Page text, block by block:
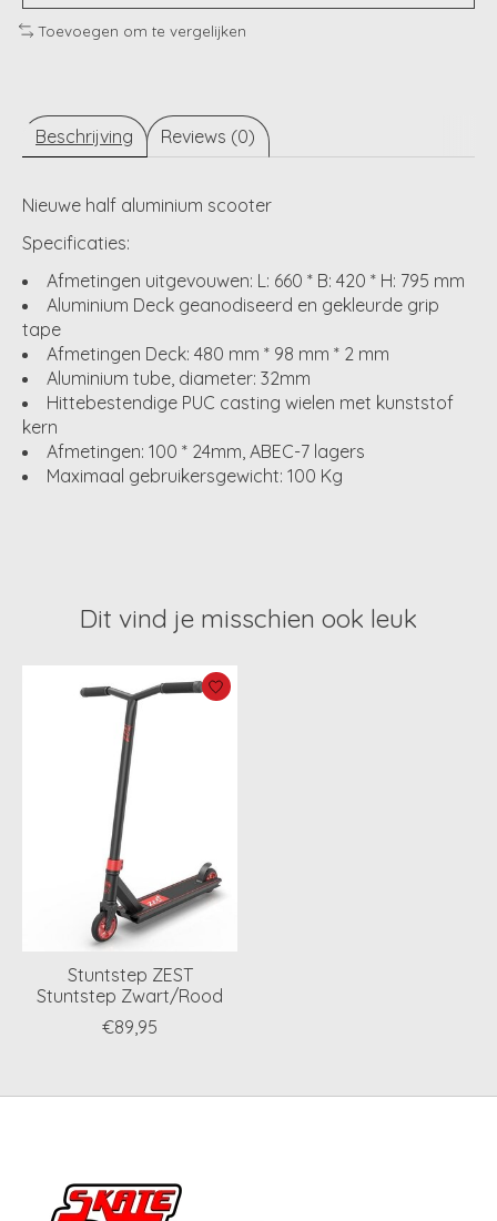
Toevoegen om te vergelijken
Beschrijving Reviews (0)
Nieuwe half aluminium scooter
Specificaties:
Afmetingen uitgevouwen: L: 660 * B: 420 * H: 795 mm
Aluminium Deck geanodiseerd en gekleurde grip
tape
Afmetingen Deck: 480 mm * 98 mm * 2 mm
Aluminium tube, diameter: 32mm
Hittebestendige PUC casting wielen met kunststof
kern
Afmetingen: 100 * 24mm, ABEC-7 lagers
Maximaal gebruikersgewicht: 100 Kg
Dit vind je misschien ook leuk
Items van productcarrousel
Stuntstep ZEST
Stuntstep Zwart/Rood
€89,95